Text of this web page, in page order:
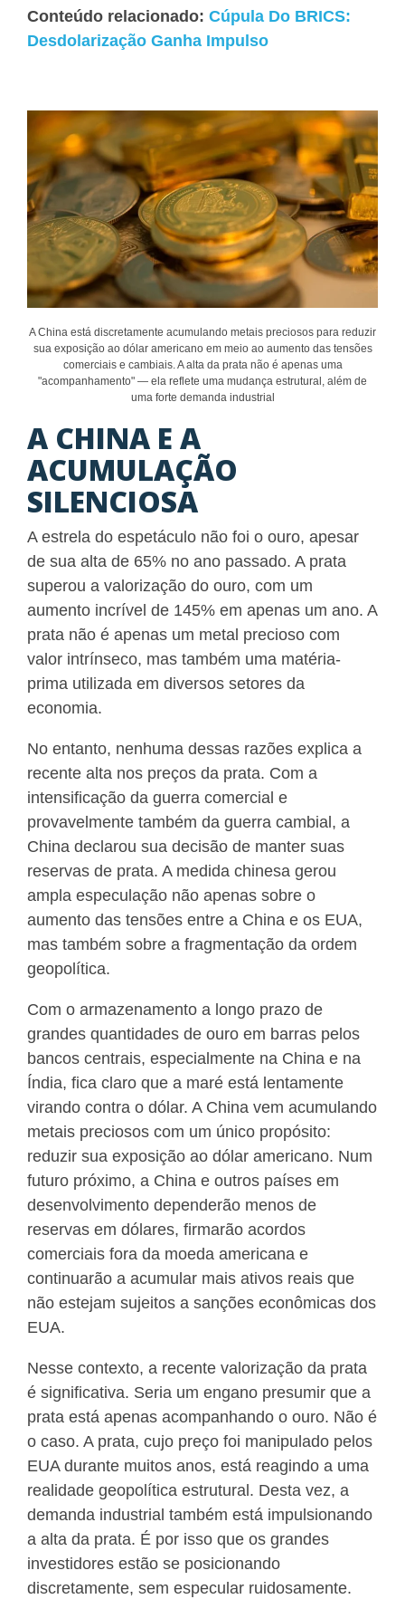
Conteúdo relacionado: Cúpula Do BRICS:
Desdolarização Ganha Impulso
A China está discretamente acumulando metais preciosos para reduzir
sua exposição ao dólar americano em meio ao aumento das tensões
comerciais e cambiais. A alta da prata não é apenas uma
"acompanhamento" — ela reflete uma mudança estrutural, além de
uma forte demanda industrial
A CHINA E A
ACUMULAÇÃO
SILENCIOSA
A estrela do espetáculo não foi o ouro, apesar
de sua alta de 65% no ano passado. A prata
superou a valorização do ouro, com um
aumento incrível de 145% em apenas um ano. A
prata não é apenas um metal precioso com
valor intrínseco, mas também uma matéria-
prima utilizada em diversos setores da
economia.
No entanto, nenhuma dessas razões explica a
recente alta nos preços da prata. Com a
intensificação da guerra comercial e
provavelmente também da guerra cambial, a
China declarou sua decisão de manter suas
reservas de prata. A medida chinesa gerou
ampla especulação não apenas sobre o
aumento das tensões entre a China e os EUA,
mas também sobre a fragmentação da ordem
geopolítica.
Com o armazenamento a longo prazo de
grandes quantidades de ouro em barras pelos
bancos centrais, especialmente na China e na
Índia, fica claro que a maré está lentamente
virando contra o dólar. A China vem acumulando
metais preciosos com um único propósito:
reduzir sua exposição ao dólar americano. Num
futuro próximo, a China e outros países em
desenvolvimento dependerão menos de
reservas em dólares, firmarão acordos
comerciais fora da moeda americana e
continuarão a acumular mais ativos reais que
não estejam sujeitos a sanções econômicas dos
EUA.
Nesse contexto, a recente valorização da prata
é significativa. Seria um engano presumir que a
prata está apenas acompanhando o ouro. Não é
o caso. A prata, cujo preço foi manipulado pelos
EUA durante muitos anos, está reagindo a uma
realidade geopolítica estrutural. Desta vez, a
demanda industrial também está impulsionando
a alta da prata. É por isso que os grandes
investidores estão se posicionando
discretamente, sem especular ruidosamente.